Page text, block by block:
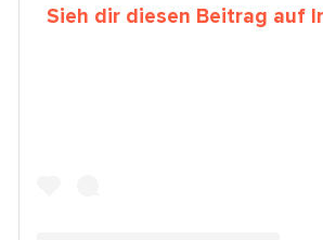
Sieh dir diesen Beitrag auf